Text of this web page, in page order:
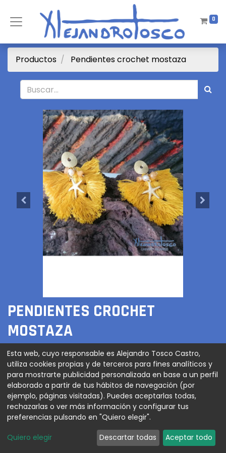
0
Productos Pendientes crochet mostaza
PENDIENTES CROCHET
MOSTAZA
80,00€
AGREGAR AL CARRITO
Pendientes en crochet estrella de mar y perlas
Esta web, cuyo responsable es Alejandro Tosco Castro,
utiliza cookies propias y de terceros para fines analíticos y
para mostrarte publicidad personalizada en base a un perfil
elaborado a partir de tus hábitos de navegación (por
ejemplo, páginas visitadas). Puedes aceptarlas todas,
rechazarlas o ver más información y configurar tus
preferencias pulsando en "Quiero elegir".
Quiero elegir Descartar todas Aceptar todo